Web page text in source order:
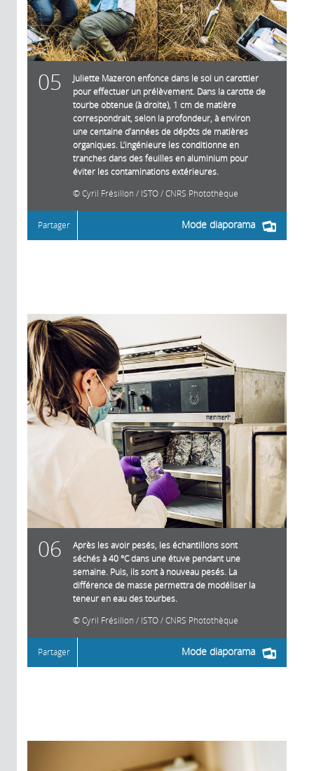
05
Juliette Mazeron enfonce dans le sol un carottier
pour effectuer un prélèvement. Dans la carotte de
tourbe obtenue (à droite), 1 cm de matière
correspondrait, selon la profondeur, à environ
une centaine d’années de dépôts de matières
organiques. L’ingénieure les conditionne en
tranches dans des feuilles en aluminium pour
éviter les contaminations extérieures.
Cyril Frésillon / ISTO / CNRS Photothèque
Mode diaporama
Partager
06
Après les avoir pesés, les échantillons sont
séchés à 40 °C dans une étuve pendant une
semaine. Puis, ils sont à nouveau pesés. La
différence de masse permettra de modéliser la
teneur en eau des tourbes.
Cyril Frésillon / ISTO / CNRS Photothèque
Mode diaporama
Partager